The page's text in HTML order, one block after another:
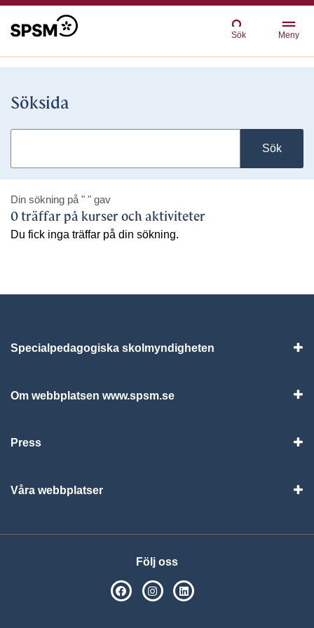
Sök Meny
Söksida
Sök
Din sökning på " " gav
0 träffar på kurser och aktiviteter
Du fick inga träffar på din sökning.
Specialpedagogiska skolmyndigheten
Om webbplatsen www.spsm.se
Press
Våra webbplatser
Följ oss
SPSM på Facebook
SPSM på Instagram